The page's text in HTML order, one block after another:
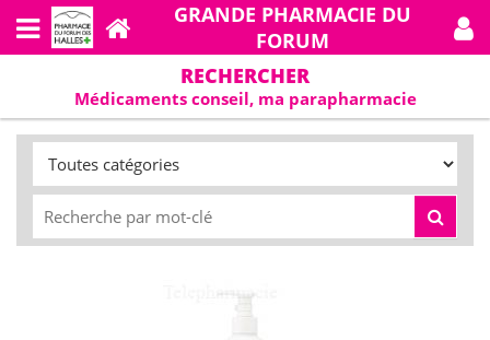
GRANDE PHARMACIE DU
FORUM
RECHERCHER
Médicaments conseil, ma parapharmacie